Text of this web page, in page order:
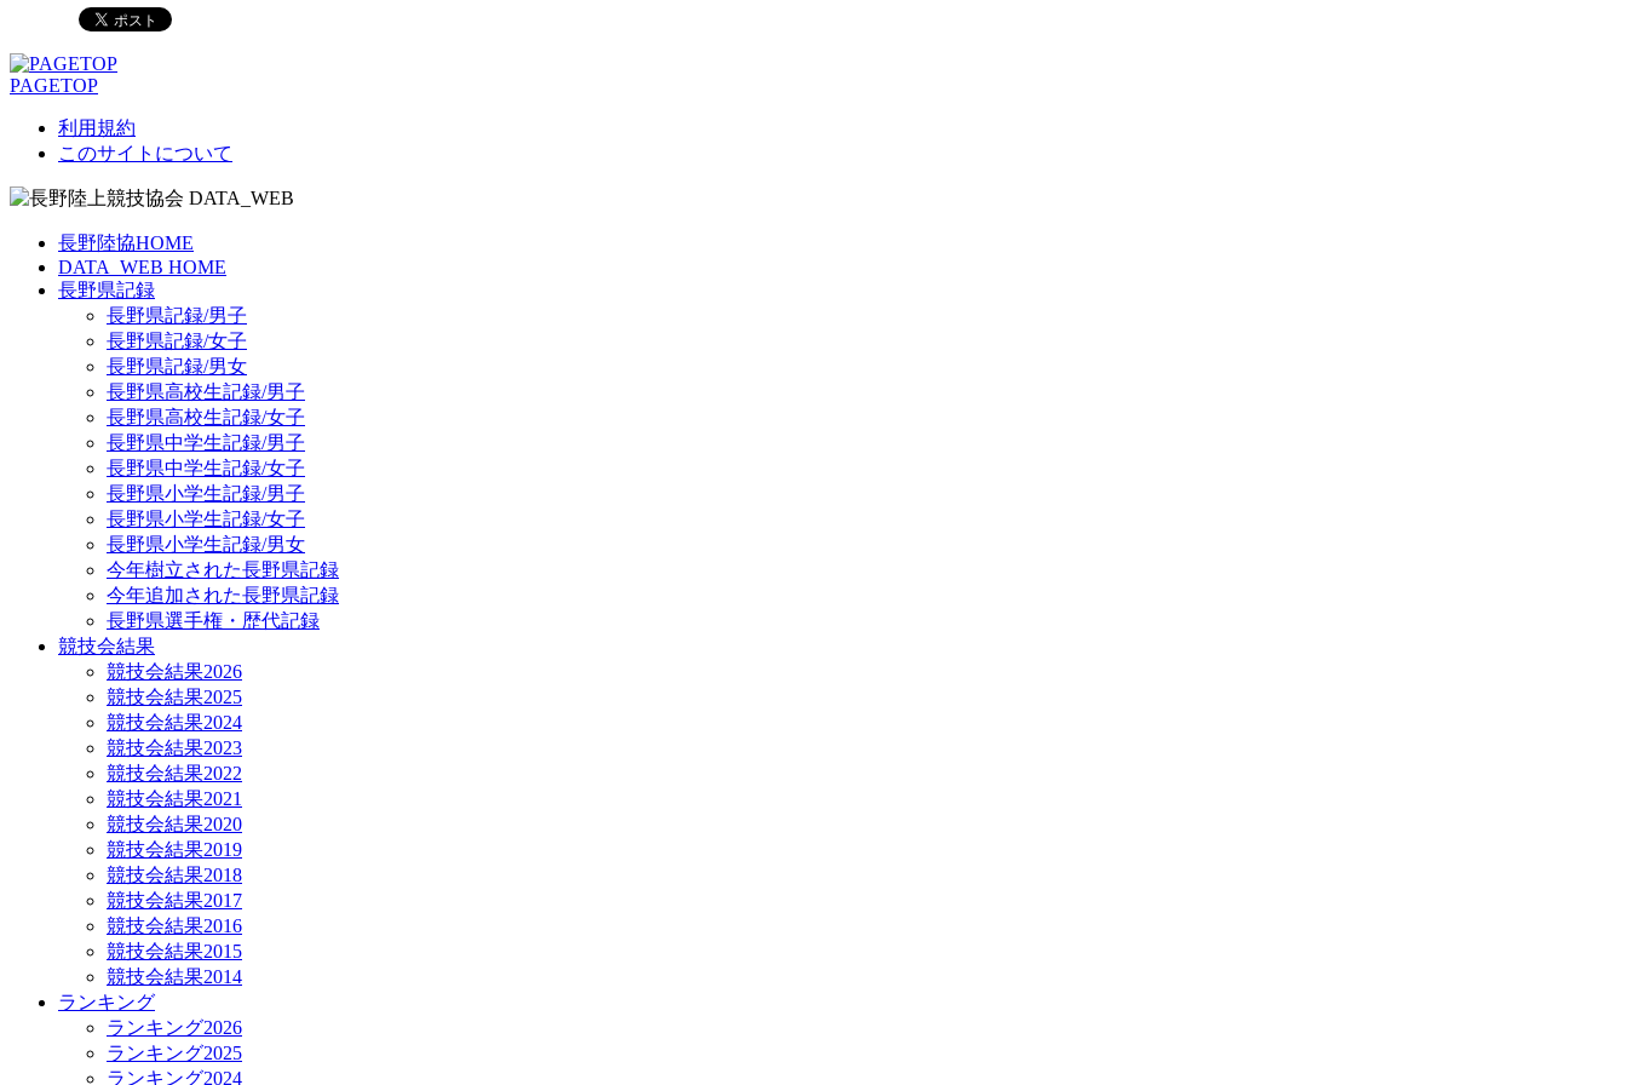
PAGETOP
利用規約
このサイトについて
長野陸協HOME
DATA_WEB HOME
長野県記録
長野県記録/男子
長野県記録/女子
長野県記録/男女
長野県高校生記録/男子
長野県高校生記録/女子
長野県中学生記録/男子
長野県中学生記録/女子
長野県小学生記録/男子
長野県小学生記録/女子
長野県小学生記録/男女
今年樹立された長野県記録
今年追加された長野県記録
長野県選手権・歴代記録
競技会結果
競技会結果2026
競技会結果2025
競技会結果2024
競技会結果2023
競技会結果2022
競技会結果2021
競技会結果2020
競技会結果2019
競技会結果2018
競技会結果2017
競技会結果2016
競技会結果2015
競技会結果2014
ランキング
ランキング2026
ランキング2025
ランキング2024